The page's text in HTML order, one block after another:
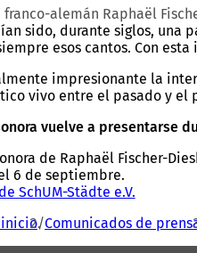
alemán Raphaël
sido, durante siglos,
esos cantos. Con
impresionante la
vivo entre el pasado y el
vuelve a presentarse
de Raphaël Fischer-
6 de septiembre.
SchUM-Städte e.V.
e
a
inicio Comunicados de